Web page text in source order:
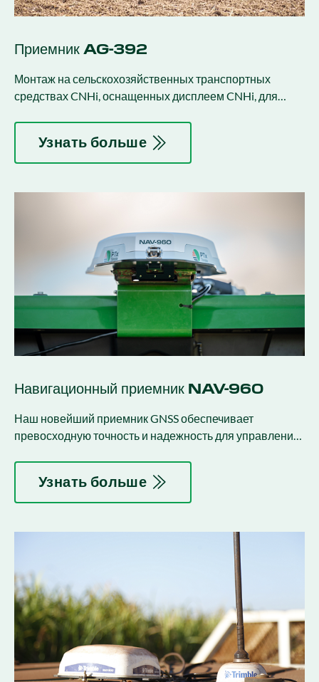
Приемник AG-392
Монтаж на сельскохозяйственных транспортных
средствах CNHi, оснащенных дисплеем CNHi, для
Узнать больше
Навигационный приемник NAV-960
Наш новейший приемник GNSS обеспечивает
превосходную точность и надежность для управления
Узнать больше